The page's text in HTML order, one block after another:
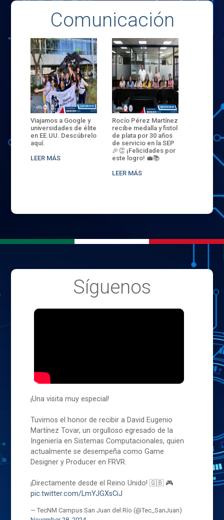
Comunicación
Viajamos a Google y
universidades de élite
en EE.UU. Descúbrelo
aquí.
LEER MÁS
Rocío Pérez Martínez
recibe medalla y fistol
de plata por 30 años
de servicio en la SEP
🎉👏 ¡Felicidades por
este logro! 💼📚
LEER MÁS
ENECB-
del
batalla.
32
sede
Síguenos
¡Una visita muy especial!
Tuvimos el honor de recibir a David Eugenio
Martínez Tovar, un orgulloso egresado de la
Ingeniería en Sistemas Computacionales, quien
actualmente se desempeña como Game
Designer y Producer en FRVR.
¡Directamente desde el Reino Unido! 🇬🇧 🎮
pic.twitter.com/LmYJGXsCiJ
— TecNM Campus San Juan del Río (@Tec_SanJuan)